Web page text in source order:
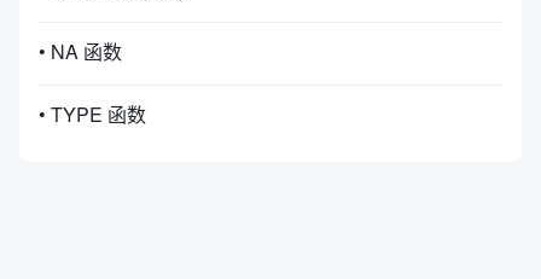
• NA 函数
• TYPE 函数